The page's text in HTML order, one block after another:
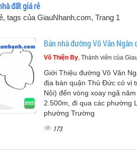
đất giá rẻ
tags của GiauNhanh.com, Trang 1
Bán nhà đường Võ Văn Ngân
Võ Thiện By, Thành viên của
Giới Thiệu đường Võ Văn
địa bàn quận Thủ Đức có vị
Nội) đến vòng xoay ngã
2.500m, đi qua các phường
phường Trường
173